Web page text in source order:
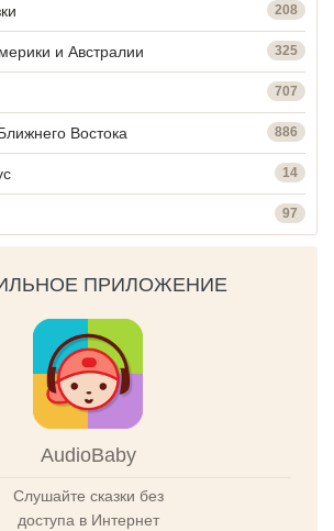
208
и Австралии 325
707
Востока 886
14
97
ПРИЛОЖЕНИЕ
AudioBaby
Слушайте сказки без
доступа в Интернет